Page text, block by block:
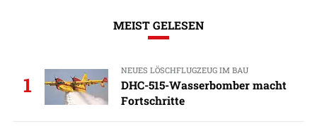
MEIST GELESEN
1
NEUES LÖSCHFLUGZEUG IM BAU
DHC-515-Wasserbomber macht
Fortschritte